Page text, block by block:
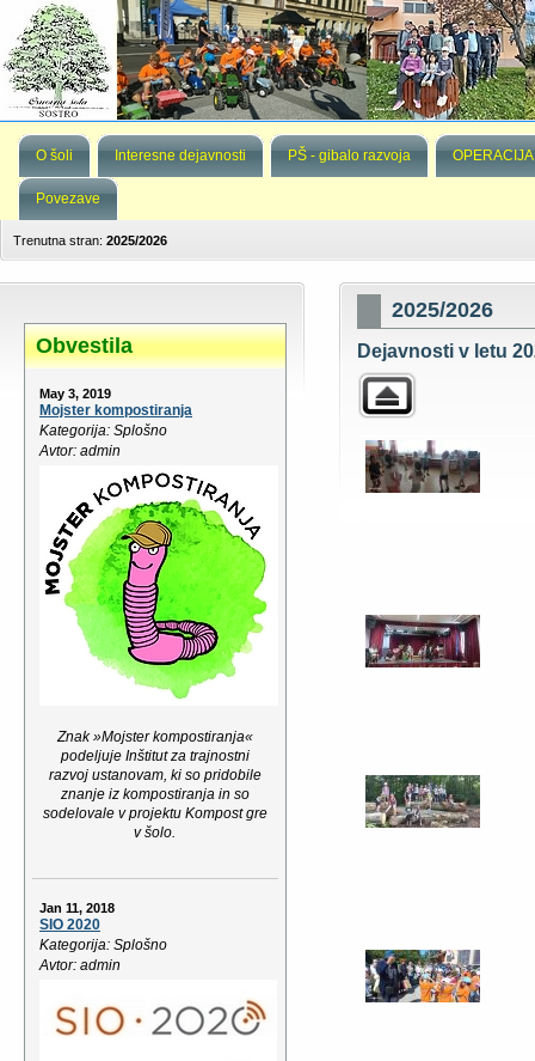
O šoli Interesne dejavnosti PŠ - gibalo razvoja
Povezave
Trenutna stran: 2025/2026
Obvestila
May 3, 2019
Mojster kompostiranja
Kategorija: Splošno
Avtor: admin
Znak »Mojster kompostiranja«
podeljuje Inštitut za trajnostni
razvoj ustanovam, ki so pridobile
znanje iz kompostiranja in so
sodelovale v projektu Kompost gre
v šolo.
Jan 11, 2018
SIO 2020
Kategorija: Splošno
Avtor: admin
2025/2026
Dejavnosti v letu